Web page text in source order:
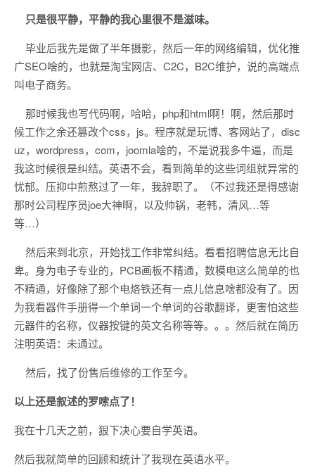
只是很平静，平静的我心里很不是滋味。
毕业后我先是做了半年摄影，然后一年的网络编辑，优化推
广SEO啥的，也就是淘宝网店、C2C，B2C维护，说的高端点
叫电子商务。
那时候我也写代码啊，哈哈，php和html啊！啊，然后那时
候工作之余还篡改个css，js。程序就是玩博、客网站了，disc
uz，wordpress，com，joomla啥的，不是说我多牛逼，而是
我这时候很是纠结。英语不会，看到简单的这些词组就异常的
忧郁。压抑中煎熬过了一年，我辞职了。（不过我还是得感谢
那时公司程序员joe大神啊，以及帅锅，老韩，清风…等
等…）
然后来到北京，开始找工作非常纠结。看看招聘信息无比自
卑。身为电子专业的，PCB画板不精通，数模电这么简单的也
不精通，好像除了那个电烙铁还有一点儿信息啥都没有了。因
为我看器件手册得一个单词一个单词的谷歌翻译，更害怕这些
元器件的名称，仪器按键的英文名称等等。。。然后就在简历
注明英语：未通过。
然后，找了份售后维修的工作至今。
以上还是叙述的罗嗦点了！
我在十几天之前，狠下决心要自学英语。
然后我就简单的回顾和统计了我现在英语水平。